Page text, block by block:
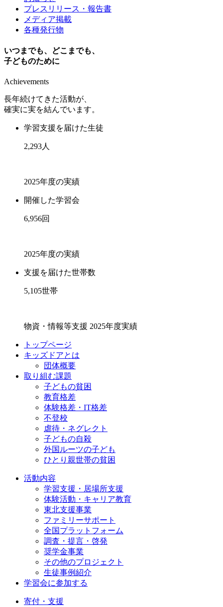
プレスリリース・報告書
メディア掲載
各種発行物
いつまでも、どこまでも、
子どものために
Achievements
長年続けてきた活動が、
確実に実を結んでいます。
学習支援を届けた生徒
2,293人
2025年度の実績
開催した学習会
6,956回
2025年度の実績
支援を届けた世帯数
5,105世帯
物資・情報等支援 2025年度実績
トップページ
キッズドアとは
団体概要
取り組む課題
子どもの貧困
教育格差
体験格差・IT格差
不登校
虐待・ネグレクト
子どもの自殺
外国ルーツの子ども
ひとり親世帯の貧困
活動内容
学習支援・居場所支援
体験活動・キャリア教育
東北支援事業
ファミリーサポート
全国プラットフォーム
調査・提言・啓発
奨学金事業
その他のプロジェクト
生徒事例紹介
学習会に参加する
寄付・支援